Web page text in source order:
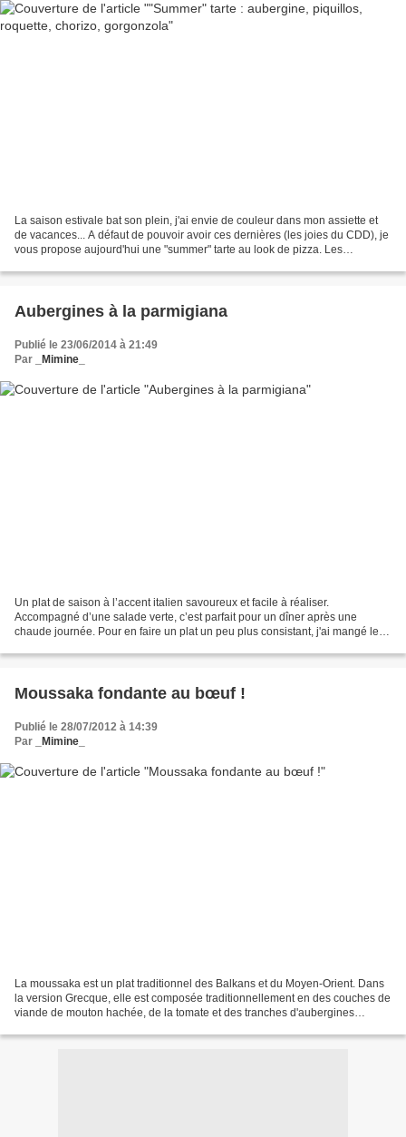
La saison estivale bat son plein, j'ai envie de couleur dans mon assiette et
de vacances... A défaut de pouvoir avoir ces dernières (les joies du CDD), je
vous propose aujourd'hui une "summer" tarte au look de pizza. Les
Aubergines à la parmigiana
Publié le 23/06/2014 à 21:49
Par
_Mimine_
Un plat de saison à l’accent italien savoureux et facile à réaliser.
Accompagné d’une salade verte, c’est parfait pour un dîner après une
chaude journée. Pour en faire un plat un peu plus consistant, j'ai mangé les
Moussaka fondante au bœuf !
Publié le 28/07/2012 à 14:39
Par
_Mimine_
La moussaka est un plat traditionnel des Balkans et du Moyen-Orient. Dans
la version Grecque, elle est composée traditionnellement en des couches de
viande de mouton hachée, de la tomate et des tranches d'aubergines